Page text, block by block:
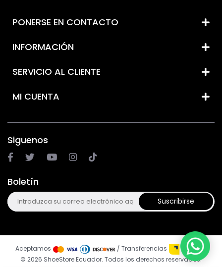
PONERSE EN CONTACTO
INFORMACIÓN
SERVICIO AL CLIENTE
MI CUENTA
Siguenos
Boletín
Suscribirse
© 2026 ShoeStore Ecuador. Todos los derechos reservados.
Aceptamos / Transferencias